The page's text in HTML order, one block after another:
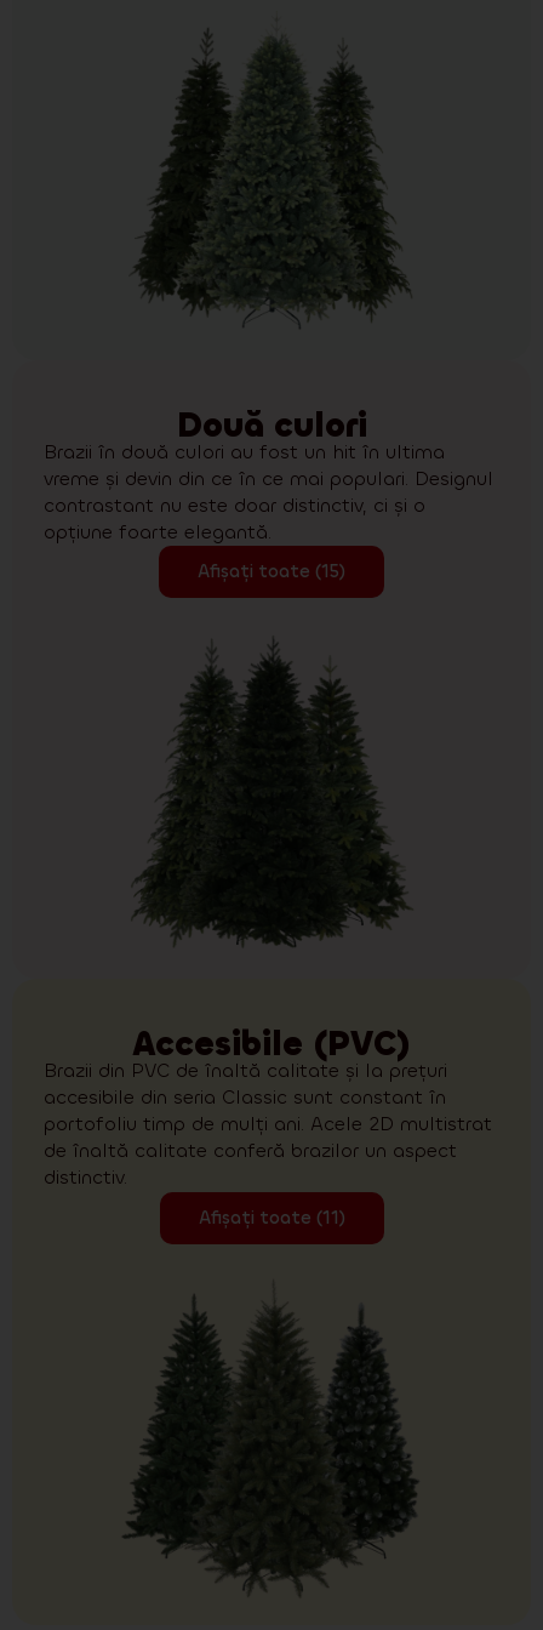
Două culori
Brazii în două culori au fost un hit în ultima
vreme și devin din ce în ce mai populari. Designul
contrastant nu este doar distinctiv, ci și o
opțiune foarte elegantă.
Afișați toate (15)
Accesibile (PVC)
Brazii din PVC de înaltă calitate și la prețuri
accesibile din seria Classic sunt constant în
portofoliu timp de mulți ani. Acele 2D multistrat
de înaltă calitate conferă brazilor un aspect
distinctiv.
Afișați toate (11)